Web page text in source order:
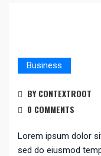
Business
BY CONTEXTROOT
0 COMMENTS
Lorem ipsum dolor
sed do eiusmod